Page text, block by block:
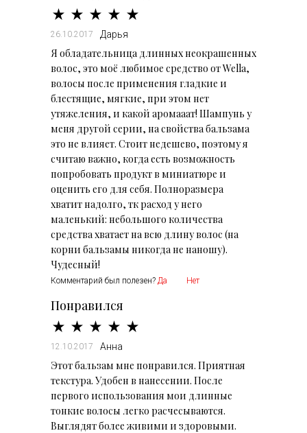
26.10.2017 Дарья
Я обладательница длинных неокрашенных
волос, это моё любимое средство от Wella,
волосы после применения гладкие и
блестящие, мягкие, при этом нет
утяжеления, и какой аромааат! Шампунь у
меня другой серии, на свойства бальзама
это не влияет. Стоит недешево, поэтому я
считаю важно, когда есть возможность
попробовать продукт в миниатюре и
оценить его для себя. Полноразмера
хватит надолго, тк расход у него
маленький: небольшого количества
средства хватает на всю длину волос (на
корни бальзамы никогда не наношу).
Чудесный!
Комментарий был полезен? Да Нет
Понравился
12.10.2017 Анна
Этот бальзам мне понравился. Приятная
текстура. Удобен в нанесении. После
первого использования мои длинные
тонкие волосы легко расчесываются.
Выглядят более живими и здоровыми.